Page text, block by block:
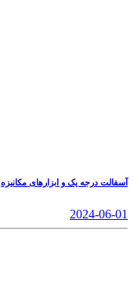
آسفالت درجه یک و ابزارهای مکانیزه
2024-06-01